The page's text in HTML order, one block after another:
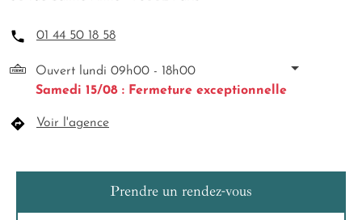
01 44 50 18 58
Ouvert lundi 09h00 - 18h00
Samedi 15/08 : Fermeture exceptionnelle
Voir l'agence
Prendre un rendez-vous